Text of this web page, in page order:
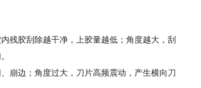
残胶刮除越干净，上胶量越低；角度越大，刮
崩边；角度过大，刀片高频震动，产生横向刀